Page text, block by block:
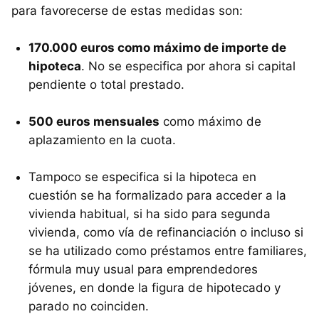
para favorecerse de estas medidas son:
170.000 euros como máximo de importe de
hipoteca. No se especifica por ahora si capital
pendiente o total prestado.
500 euros mensuales como máximo de
aplazamiento en la cuota.
Tampoco se especifica si la hipoteca en
cuestión se ha formalizado para acceder a la
vivienda habitual, si ha sido para segunda
vivienda, como vía de refinanciación o incluso si
se ha utilizado como préstamos entre familiares,
fórmula muy usual para emprendedores
jóvenes, en donde la figura de hipotecado y
parado no coinciden.